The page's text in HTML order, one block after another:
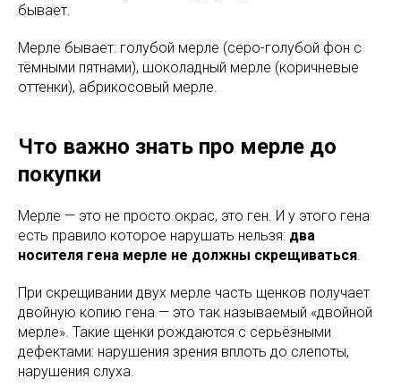
бывает.
Мерле бывает: голубой мерле (серо-голубой фон с
тёмными пятнами), шоколадный мерле (коричневые
оттенки), абрикосовый мерле.
Что важно знать про мерле до
покупки
Мерле — это не просто окрас, это ген. И у этого гена
есть правило которое нарушать нельзя: два
носителя гена мерле не должны скрещиваться.
При скрещивании двух мерле часть щенков получает
двойную копию гена — это так называемый «двойной
мерле». Такие щенки рождаются с серьёзными
дефектами: нарушения зрения вплоть до слепоты,
нарушения слуха.